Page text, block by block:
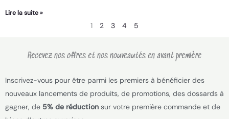
Lire la suite »
1 2 3 4 5
Recevez nos offres et nos nouveautés en avant première
Inscrivez-vous pour être parmi les premiers à bénéficier des
nouveaux lancements de produits, de promotions, des dossards à
gagner, de 5% de réduction sur votre première commande et de